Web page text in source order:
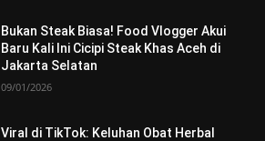
Bukan Steak Biasa! Food Vlogger Akui
Baru Kali Ini Cicipi Steak Khas Aceh di
Jakarta Selatan
09/01/2026
Viral di TikTok: Keluhan Obat Herbal